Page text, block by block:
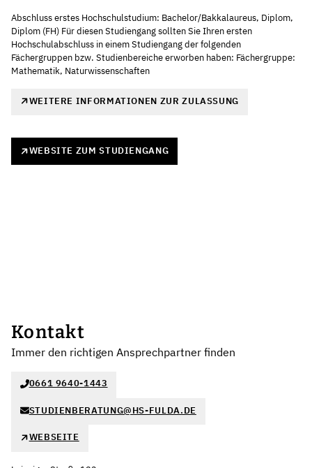
Abschluss erstes Hochschulstudium: Bachelor/Bakkalaureus, Diplom,
Diplom (FH) Für diesen Studiengang sollten Sie Ihren ersten
Hochschulabschluss in einem Studiengang der folgenden
Fächergruppen bzw. Studienbereiche erworben haben: Fächergruppe:
Mathematik, Naturwissenschaften
WEITERE INFORMATIONEN ZUR ZULASSUNG
WEBSITE ZUM STUDIENGANG
Kontakt
Immer den richtigen Ansprechpartner finden
0661 9640-1443
STUDIENBERATUNG@HS-FULDA.DE
WEBSEITE